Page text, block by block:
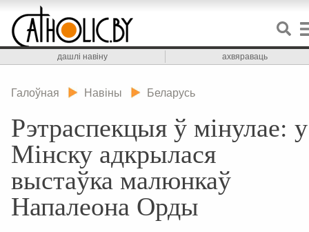
дашлі навіну ахвяраваць
Галоўная Навіны Беларусь
Рэтраспекцыя ў мінулае: у
Мінску адкрылася
выстаўка малюнкаў
Напалеона Орды